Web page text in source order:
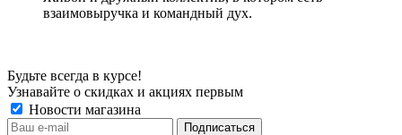
взаимовыручка и командный дух.
Будьте всегда в курсе!
Узнавайте о скидках и акциях первым
Новости магазина